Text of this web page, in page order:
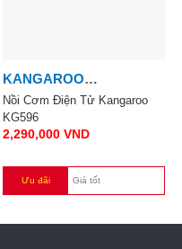
KANGAROO
KANGAROO 1.8L
Nồi Cơm Điện Tử Kangaroo
KG596
2,290,000 VND
Ưu đãi Giá tốt